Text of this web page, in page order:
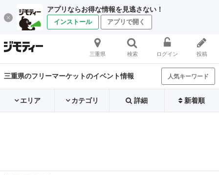
アプリならお得な情報を見逃さない！
インストール アプリで開く
三重県 検索 ログイン 投稿
三重県のフリーマーケットのイベント情報 人気キーワード
エリア カテゴリ 詳細 新着順